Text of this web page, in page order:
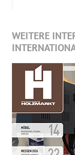
WEITERE